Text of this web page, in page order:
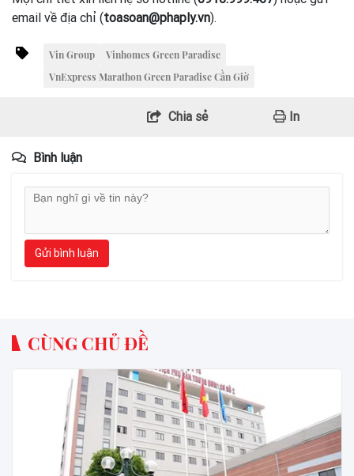
email về địa chỉ (toasoan@phaply.vn).
Vin Group
Vinhomes Green Paradise
VnExpress Marathon Green Paradise Cần Giờ
Chia sẻ In
Bình luận
Gửi bình luận
CÙNG CHỦ ĐỀ